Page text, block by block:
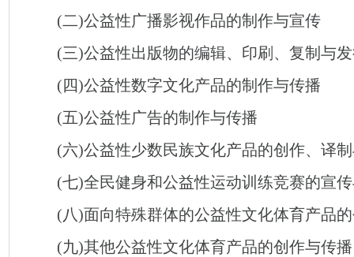
(二)公益性广播影视作品的制作与宣传
(三)公益性出版物的编辑、印刷、复制与
(四)公益性数字文化产品的制作与传播
(五)公益性广告的制作与传播
(六)公益性少数民族文化产品的创作、译制
(七)全民健身和公益性运动训练竞赛的宣传
(八)面向特殊群体的公益性文化体育产品的
(九)其他公益性文化体育产品的创作与传播